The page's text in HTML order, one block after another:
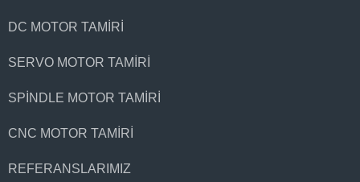
DC MOTOR TAMIRI
SERVO MOTOR TAMIRI
SPINDLE MOTOR TAMIRI
CNC MOTOR TAMIRI
REFERANSLARIMIZ